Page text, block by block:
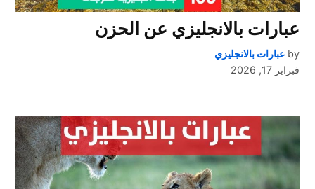
عبارات بالانجليزي عن الحزن
by عبارات بالانجليزي
فبراير 17, 2026